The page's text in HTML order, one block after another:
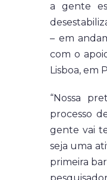
a gente
– em
com o
Lisboa, em
“Nossa
processo
gente vai
seja uma
primeira